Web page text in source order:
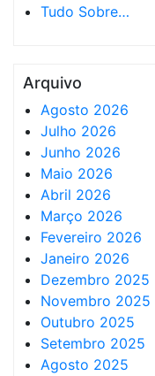
Tudo Sobre…
Arquivo
Agosto 2026
Julho 2026
Junho 2026
Maio 2026
Abril 2026
Março 2026
Fevereiro 2026
Janeiro 2026
Dezembro 2025
Novembro 2025
Outubro 2025
Setembro 2025
Agosto 2025